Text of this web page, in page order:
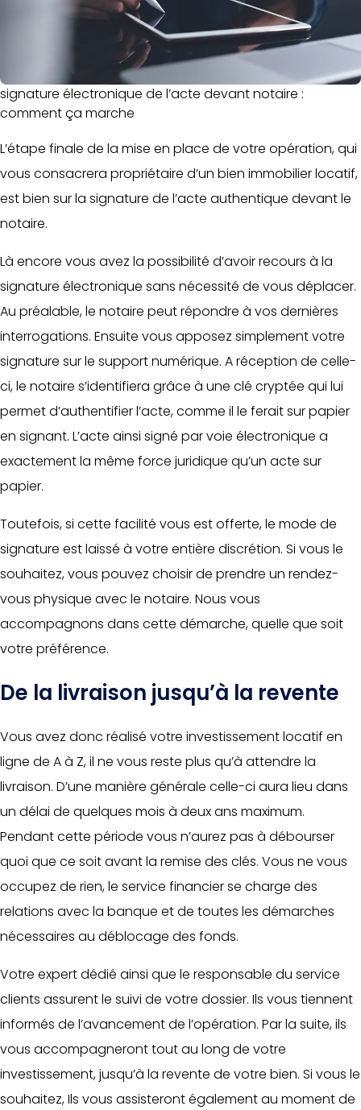
signature électronique de l’acte devant notaire :
comment ça marche
L’étape finale de la mise en place de votre opération, qui
vous consacrera propriétaire d’un bien immobilier locatif,
est bien sur la signature de l’acte authentique devant le
notaire.
Là encore vous avez la possibilité d’avoir recours à la
signature électronique sans nécessité de vous déplacer.
Au préalable, le notaire peut répondre à vos dernières
interrogations. Ensuite vous apposez simplement votre
signature sur le support numérique. A réception de celle-
ci, le notaire s’identifiera grâce à une clé cryptée qui lui
permet d’authentifier l’acte, comme il le ferait sur papier
en signant. L’acte ainsi signé par voie électronique a
exactement la même force juridique qu’un acte sur
papier.
Toutefois, si cette facilité vous est offerte, le mode de
signature est laissé à votre entière discrétion. Si vous le
souhaitez, vous pouvez choisir de prendre un rendez-
vous physique avec le notaire. Nous vous
accompagnons dans cette démarche, quelle que soit
votre préférence.
De la livraison jusqu’à la revente
Vous avez donc réalisé votre investissement locatif en
ligne de A à Z, il ne vous reste plus qu’à attendre la
livraison. D’une manière générale celle-ci aura lieu dans
un délai de quelques mois à deux ans maximum.
Pendant cette période vous n’aurez pas à débourser
quoi que ce soit avant la remise des clés. Vous ne vous
occupez de rien, le service financier se charge des
relations avec la banque et de toutes les démarches
nécessaires au déblocage des fonds.
Votre expert dédié ainsi que le responsable du service
clients assurent le suivi de votre dossier. Ils vous tiennent
informés de l’avancement de l’opération. Par la suite, ils
vous accompagneront tout au long de votre
investissement, jusqu’à la revente de votre bien. Si vous le
souhaitez, Ils vous assisteront également au moment de